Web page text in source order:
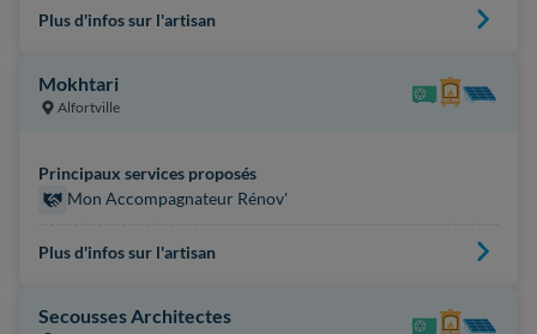
Plus d'infos sur l'artisan
Mokhtari
Alfortville
Principaux services proposés
Mon Accompagnateur Rénov'
Plus d'infos sur l'artisan
Secousses Architectes